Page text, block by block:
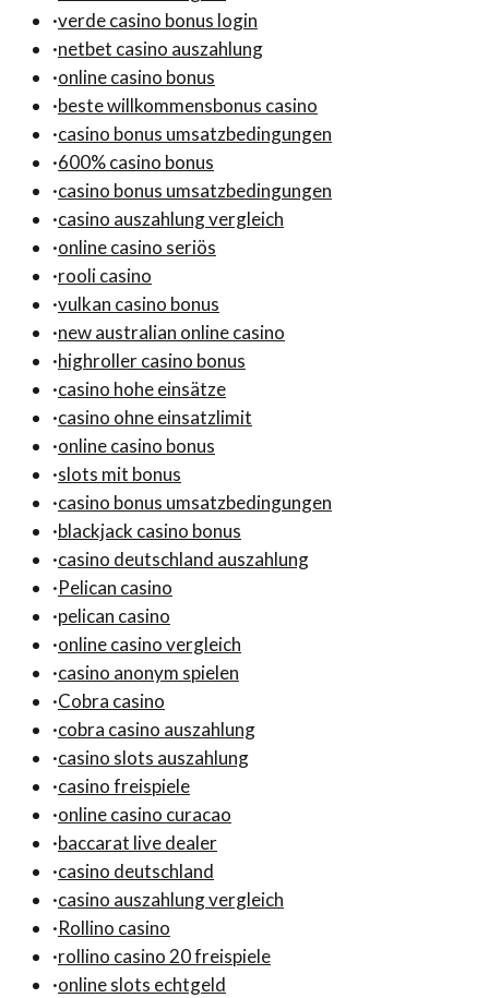
·verde casino bonus login
·netbet casino auszahlung
·online casino bonus
·beste willkommensbonus casino
·casino bonus umsatzbedingungen
·600% casino bonus
·casino bonus umsatzbedingungen
·casino auszahlung vergleich
·online casino seriös
·rooli casino
·vulkan casino bonus
·new australian online casino
·highroller casino bonus
·casino hohe einsätze
·casino ohne einsatzlimit
·online casino bonus
·slots mit bonus
·casino bonus umsatzbedingungen
·blackjack casino bonus
·casino deutschland auszahlung
·Pelican casino
·pelican casino
·online casino vergleich
·casino anonym spielen
·Cobra casino
·cobra casino auszahlung
·casino slots auszahlung
·casino freispiele
·online casino curacao
·baccarat live dealer
·casino deutschland
·casino auszahlung vergleich
·Rollino casino
·rollino casino 20 freispiele
·online slots echtgeld